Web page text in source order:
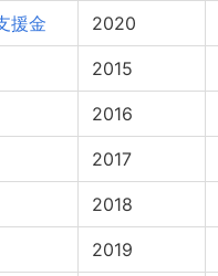
援金 2020
2015
2016
2017
2018
2019